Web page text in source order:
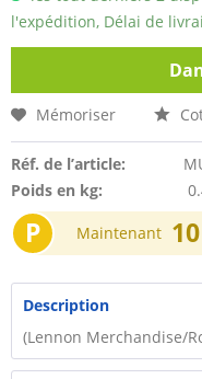
l'expédition, Délai de
Mémoriser
Réf. de l’article:
Poids en kg:
P Maintenant 10
Description
(Lennon Merchandise/